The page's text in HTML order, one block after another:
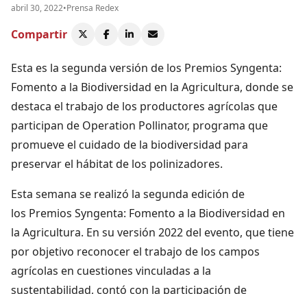
abril 30, 2022•Prensa Redex
Compartir
Esta es la segunda versión de los Premios Syngenta:
Fomento a la Biodiversidad en la Agricultura, donde se
destaca el trabajo de los productores agrícolas que
participan de Operation Pollinator, programa que
promueve el cuidado de la biodiversidad para
preservar el hábitat de los polinizadores.
Esta semana se realizó la segunda edición de
los Premios Syngenta: Fomento a la Biodiversidad en
la Agricultura. En su versión 2022 del evento, que tiene
por objetivo reconocer el trabajo de los campos
agrícolas en cuestiones vinculadas a la
sustentabilidad, contó con la participación de